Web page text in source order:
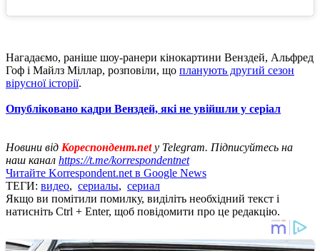
Нагадаємо, раніше шоу-ранери кінокартини Венздей, Альфред
Гоф і Майлз Міллар, розповіли, що планують другий сезон
вірусної історії.
Опубліковано кадри Венздей, які не увійшли у серіал
Новини від Кореспондент.netу Telegram. Підписуйтесь на
наш канал https://t.me/korrespondentnet
Читайте Korrespondent.net в Google News
ТЕГИ: видео, сериалы, сериал
Якщо ви помітили помилку, виділіть необхідний текст і
натисніть Ctrl + Enter, щоб повідомити про це редакцію.